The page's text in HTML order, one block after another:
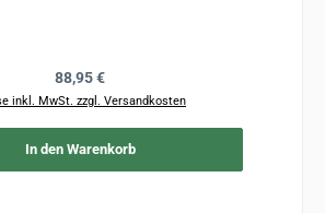
Regulärer Preis:
88,95 €
inkl. MwSt. zzgl. Versandkosten
In den Warenkorb